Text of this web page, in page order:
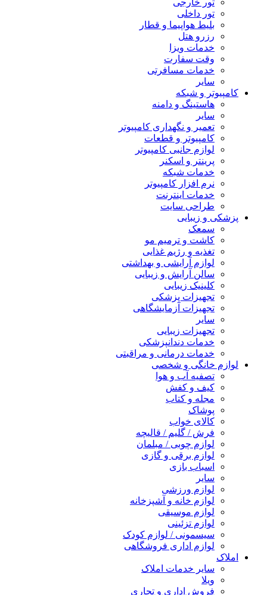
تور خارجی
تور داخلی
بلیط هواپیما و قطار
رزرو هتل
خدمات ویزا
وقت سفارت
خدمات مسافرتی
سایر
کامپیوتر و شبکه
هاستینگ و دامنه
سایر
تعمیر و نگهداری کامپیوتر
کامپیوتر و قطعات
لوازم جانبی کامپیوتر
پرینتر و اسکنر
خدمات شبکه
نرم افزار کامپیوتر
خدمات اینترنت
طراحی سایت
پزشکی و زیبایی
سمعک
کاشت و ترمیم مو
تغذیه و رژیم غذایی
لوازم آرایشی و بهداشتی
سالن آرایش و زیبایی
کلینیک زیبایی
تجهیزات پزشکی
تجهیزات آزمایشگاهی
سایر
تجهیزات زیبایی
خدمات دندانپزشکی
خدمات درمانی و مراقبتی
لوازم خانگی و شخصی
تصفیه آب و هوا
کیف و کفش
مجله و کتاب
پوشاک
کالای خواب
فرش / گلیم / قالیچه
لوازم چوبی / مبلمان
لوازم برقی و گازی
اسباب بازی
سایر
لوازم ورزشی
لوازم خانه و آشپزخانه
لوازم موسیقی
لوازم تزئینی
سیسمونی / لوازم کودک
لوازم اداری فروشگاهی
املاک
سایر خدمات املاک
ویلا
فروش اداری و تجاری